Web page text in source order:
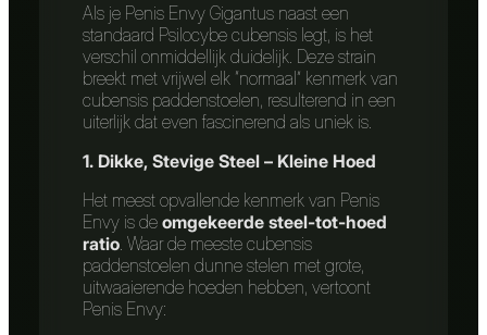
Als je Penis Envy Gigantus naast een
standaard Psilocybe cubensis legt, is het
verschil onmiddellijk duidelijk. Deze strain
breekt met vrijwel elk “normaal” kenmerk van
cubensis paddenstoelen, resulterend in een
uiterlijk dat even fascinerend als uniek is.
1. Dikke, Stevige Steel – Kleine Hoed
Het meest opvallende kenmerk van Penis
Envy is de omgekeerde steel-tot-hoed
ratio . Waar de meeste cubensis
paddenstoelen dunne stelen met grote,
uitwaaierende hoeden hebben, vertoont
Penis Envy: